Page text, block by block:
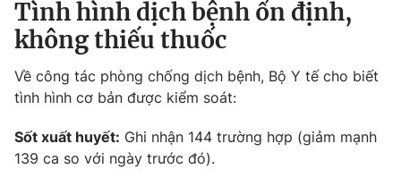
Tình hình dịch bệnh ổn định,
không thiếu thuốc
Về công tác phòng chống dịch bệnh, Bộ Y tế cho biết
tình hình cơ bản được kiểm soát:
Sốt xuất huyết: Ghi nhận 144 trường hợp (giảm mạnh
139 ca so với ngày trước đó).